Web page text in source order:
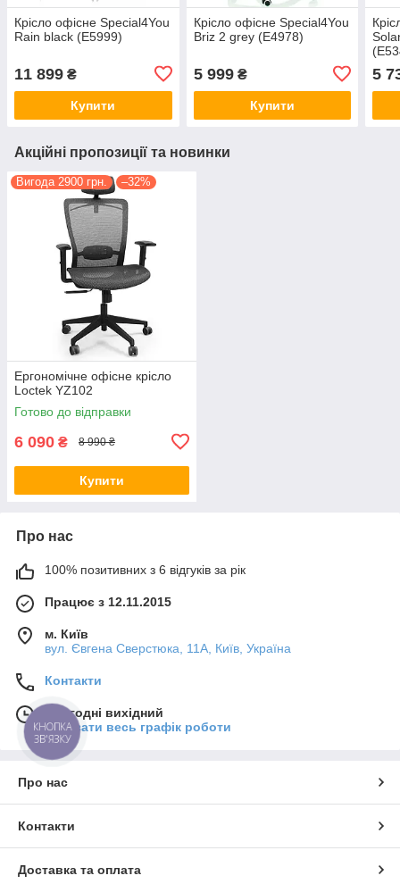
Крісло офісне Special4You
Rain black (E5999)
11 899 ₴
Купити
Крісло офісне Special4You
Briz 2 grey (E4978)
5 999₴
Купити
5
Акційні пропозиції та новинки
Вигода 2900 грн. –32%
Ергономічне офісне крісло
Loctek YZ102
Готово до відправки
6 090 ₴ 8 990 ₴
Купити
Про нас
100% позитивних з 6 відгуків за рік
Працює з 12.11.2015
м. Київ
вул. Євгена Сверстюка, 11А, Київ, Україна
Контакти
Сьогодні вихідний
Показати весь графік роботи
Про нас
Контакти
Доставка та оплата
КНОПКА
ЗВ'ЯЗКУ